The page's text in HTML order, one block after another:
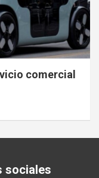
comercial
sociales